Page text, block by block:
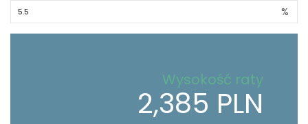
%
Wysokość raty
2,385 PLN